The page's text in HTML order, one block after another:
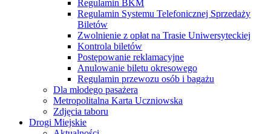
Regulamin BKM
Regulamin Systemu Telefonicznej Sprzedaży
Biletów
Zwolnienie z opłat na Trasie Uniwersyteckiej
Kontrola biletów
Postępowanie reklamacyjne
Anulowanie biletu okresowego
Regulamin przewozu osób i bagażu
Dla młodego pasażera
Metropolitalna Karta Uczniowska
Zdjęcia taboru
Drogi Miejskie